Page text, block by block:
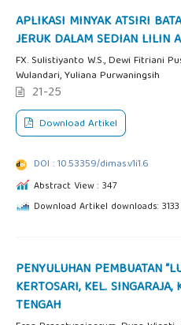
APLIKASI MINYAK ATSIRI
JERUK DALAM SEDIAN LILIN
FX. Sulistiyanto W.S., Dewi Fitriani
Wulandari, Yuliana Purwaningsih
21-25
Download Artikel
DOI : 10.53359/dimas.v1i1.6
Abstract View : 347
Download Artikel downloads: 3133
PENYULUHAN PEMBUATAN
KERTOSARI, KEL.
TENGAH